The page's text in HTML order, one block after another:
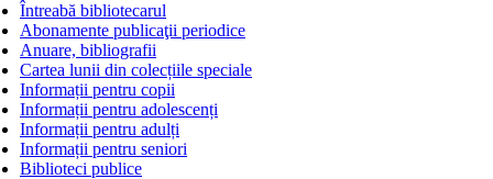
Întreabă bibliotecarul
Abonamente publicaţii periodice
Anuare, bibliografii
Cartea lunii din colecțiile speciale
Informații pentru copii
Informații pentru adolescenți
Informații pentru adulți
Informații pentru seniori
Biblioteci publice